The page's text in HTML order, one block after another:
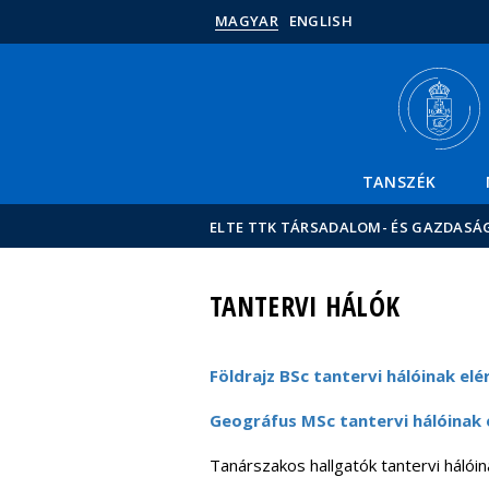
MAGYAR ENGLISH
TANSZÉK
ELTE TTK TÁRSADALOM- ÉS
TANTERVI HÁLÓK
Földrajz BSc tantervi hálóinak
Geográfus MSc tantervi hálóinak
Tanárszakos hallgatók tantervi